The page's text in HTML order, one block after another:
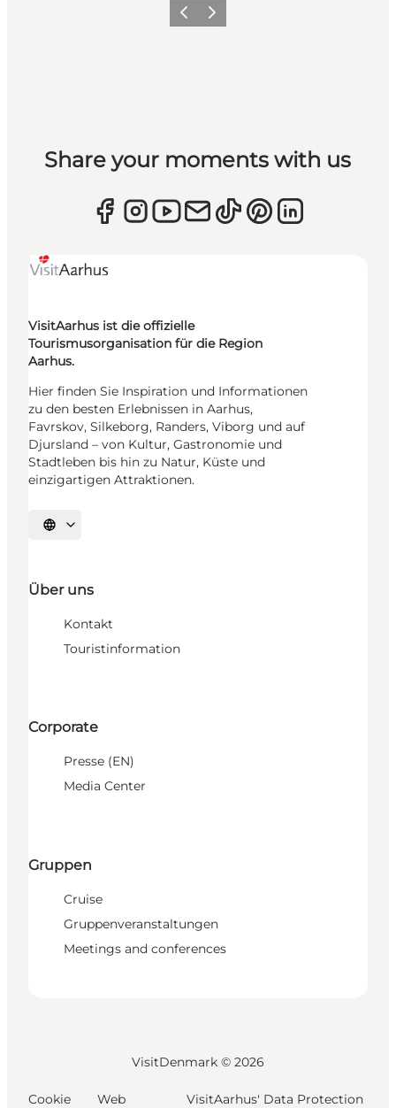
ZurückWeiter
Share your moments with us
VisitAarhus ist die offizielle
Tourismusorganisation für die Region
Aarhus.
Hier finden Sie Inspiration und Informationen
zu den besten Erlebnissen in Aarhus,
Favrskov, Silkeborg, Randers, Viborg und auf
Djursland – von Kultur, Gastronomie und
Stadtleben bis hin zu Natur, Küste und
einzigartigen Attraktionen.
Sprache auswählen
Über uns
Kontakt
Touristinformation
Corporate
Presse (EN)
Media Center
Gruppen
Cruise
Gruppenveranstaltungen
Meetings and conferences
VisitDenmark © 2026
Cookie Web VisitAarhus' Data Protection